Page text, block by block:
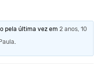
pela última vez em2 anos, 10
.